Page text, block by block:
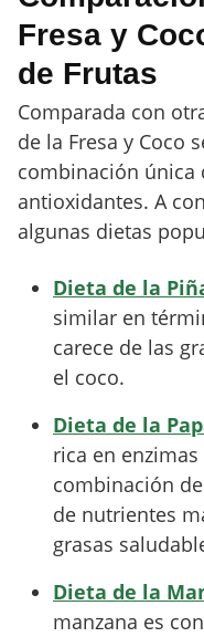
Fresa y
de Frutas
Comparada con
de la Fresa y Coco
combinación única
antioxidantes. A
algunas dietas
Dieta de la
similar en
carece de las
el coco.
Dieta de la
rica en
combinación
de nutrientes
grasas
Dieta de la
manzana es